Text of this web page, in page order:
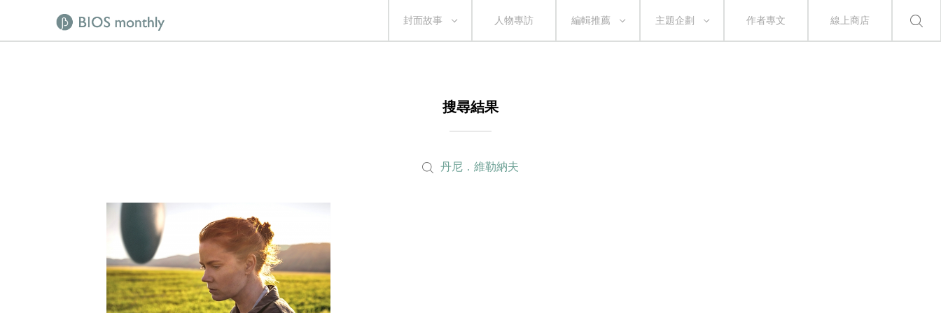
封面故事 人物專訪 編輯推薦 主題企劃 作者專文 線上商店
搜尋結果
丹尼．維勒納夫